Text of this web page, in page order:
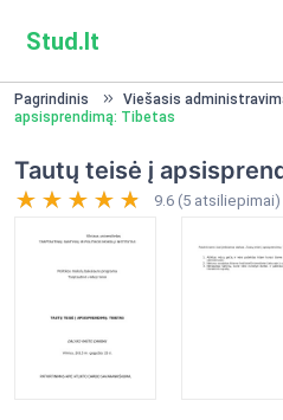
Stud.lt
Pagrindinis Viešasis
apsisprendimą: Tibetas
Tautų teisė į
9.6 (5 atsiliepimai)